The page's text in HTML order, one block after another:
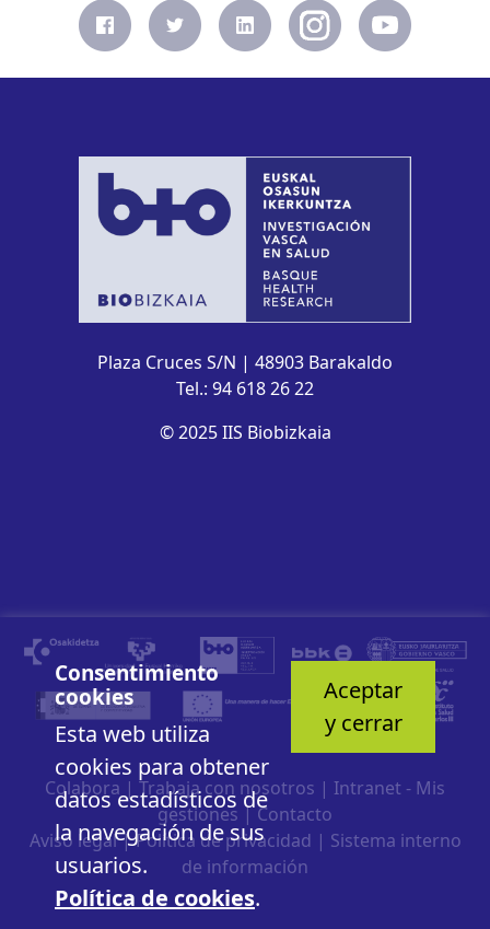
Plaza Cruces S/N | 48903 Barakaldo
Tel.: 94 618 26 22
© 2025 IIS Biobizkaia
Consentimiento
cookies
Esta web utiliza
cookies para obtener
datos estadísticos de
la navegación de sus
usuarios.
Política de cookies.
Aceptar
y cerrar
Colabora | Trabaja con nosotros | Intranet - Mis
gestiones |Contacto
Aviso legal|Política de privacidad | Sistema interno
de información